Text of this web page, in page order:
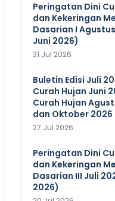
Peringatan Dini
dan Kekeringan
Dasarian I
Juni 2026)
31 Jul 2026
Buletin Edisi Juli
Curah Hujan Juni
Curah Hujan
dan Oktober 2026
27 Jul 2026
Peringatan Dini
dan Kekeringan
Dasarian III Juli
2026)